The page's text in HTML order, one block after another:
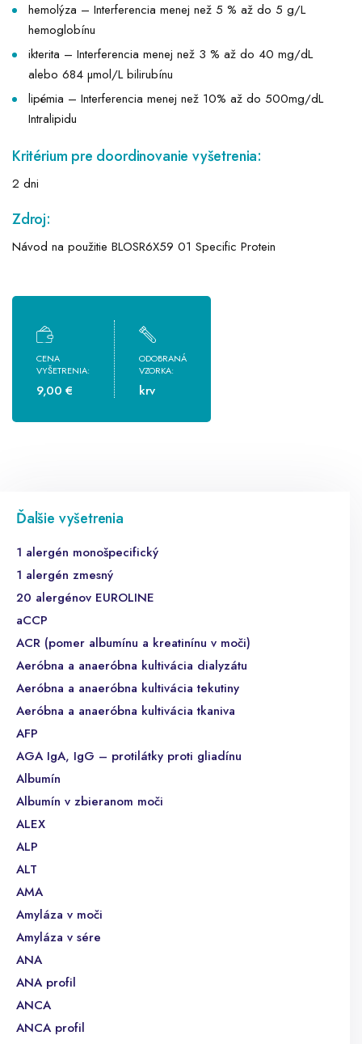
hemolýza – Interferencia menej než 5 % až do 5 g/L
hemoglobínu
ikterita – Interferencia menej než 3 % až do 40 mg/dL
alebo 684 µmol/L bilirubínu
lipémia – Interferencia menej než 10% až do 500mg/dL
Intralipidu
Kritérium pre doordinovanie vyšetrenia:
2 dni
Zdroj:
Návod na použitie BLOSR6X59 01 Specific Protein
CENA
VYŠETRENIA:
9,00 €
ODOBRANÁ
VZORKA:
krv
Ďalšie vyšetrenia
1 alergén monošpecifický
1 alergén zmesný
20 alergénov EUROLINE
aCCP
ACR (pomer albumínu a kreatinínu v moči)
Aeróbna a anaeróbna kultivácia dialyzátu
Aeróbna a anaeróbna kultivácia tekutiny
Aeróbna a anaeróbna kultivácia tkaniva
AFP
AGA IgA, IgG – protilátky proti gliadínu
Albumín
Albumín v zbieranom moči
ALEX
ALP
ALT
AMA
Amyláza v moči
Amyláza v sére
ANA
ANA profil
ANCA
ANCA profil